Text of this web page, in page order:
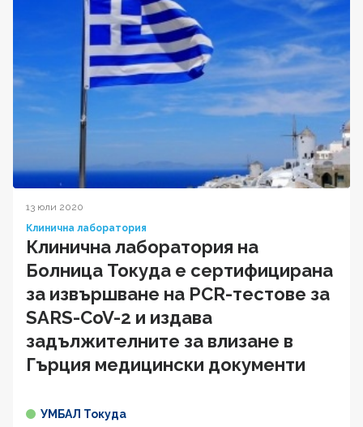
13 юли 2020
Клинична лаборатория
Клинична лаборатория на
Болница Токуда е сертифицирана
за извършване на PCR-тестове за
SARS-CoV-2 и издава
задължителните за влизане в
Гърция медицински документи
УМБАЛ Токуда